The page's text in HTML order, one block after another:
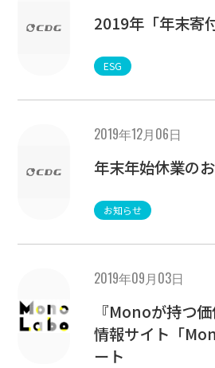
2019年「年末寄
ESG
2019年12月06日
年末年始休業の
お知らせ
2019年09月03日
『Monoが持つ
情報サイト「
ート